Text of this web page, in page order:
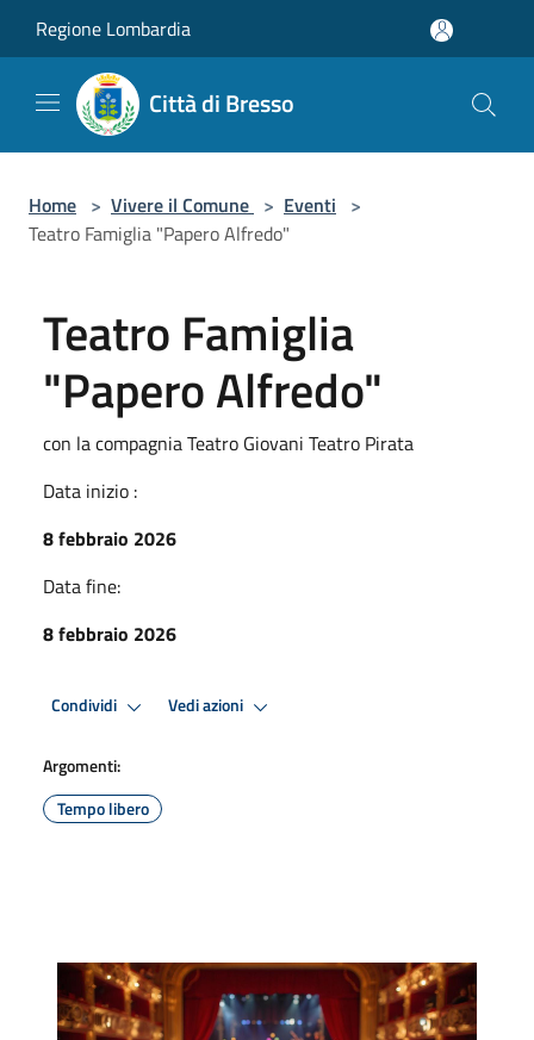
Regione Lombardia
Città di Bresso
Home > Vivere il Comune > Eventi >
Teatro Famiglia "Papero Alfredo"
Teatro Famiglia
"Papero Alfredo"
con la compagnia Teatro Giovani Teatro Pirata
Data inizio :
8 febbraio 2026
Data fine:
8 febbraio 2026
Condividi Vedi azioni
Argomenti:
Tempo libero